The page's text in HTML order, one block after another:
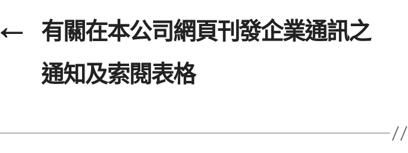
←
有關在本公司網頁刊發企業通訊之
通知及索閱表格